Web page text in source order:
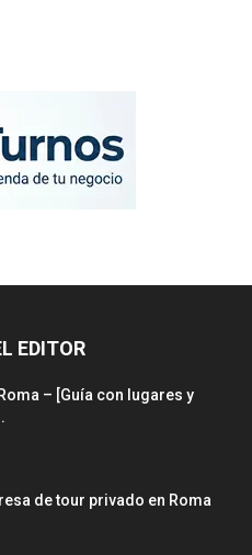
EDITOR
– [Guía con lugares y
de tour privado en Roma